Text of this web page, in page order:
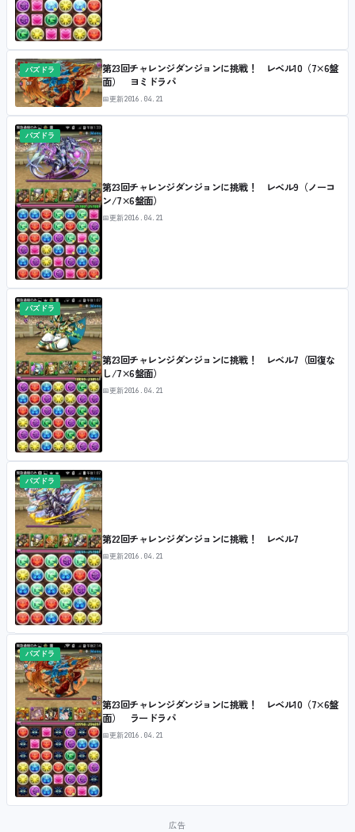
パズドラ
第23回チャレンジダンジョンに挑戦！ レベル10（7×6盤
面） ヨミドラパ
📅更新2016.04.21
パズドラ
第23回チャレンジダンジョンに挑戦！ レベル9（ノーコ
ン/7×6盤面）
📅更新2016.04.21
パズドラ
第23回チャレンジダンジョンに挑戦！ レベル7（回復な
し/7×6盤面）
📅更新2016.04.21
パズドラ
第22回チャレンジダンジョンに挑戦！ レベル7
📅更新2016.04.21
パズドラ
第23回チャレンジダンジョンに挑戦！ レベル10（7×6盤
面） ラードラパ
📅更新2016.04.21